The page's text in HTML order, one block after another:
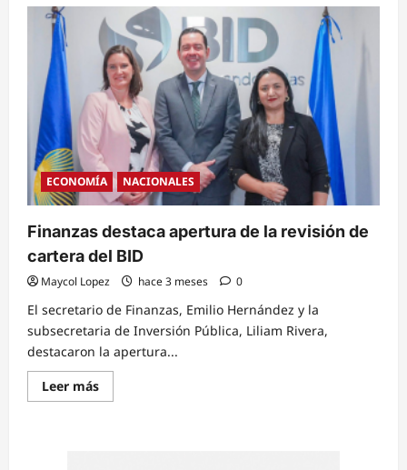
Asfura
suspende
construcción
de
tres
hospitales
tras
investigaciones
del
MP
y
el
TSC
ECONOMÍA NACIONALES
Finanzas destaca apertura de la revisión de
cartera del BID
Maycol Lopez hace 3 meses 0
El secretario de Finanzas, Emilio Hernández y la
subsecretaria de Inversión Pública, Liliam Rivera,
destacaron la apertura...
Leer másRead
more